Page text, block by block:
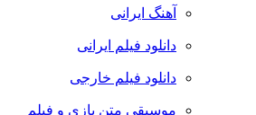
آهنگ ایرانی
دانلود فیلم ایرانی
دانلود فیلم خارجی
موسیقی متن بازی و فیلم